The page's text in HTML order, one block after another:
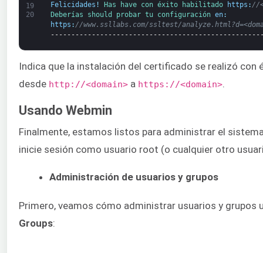
19
20
Felicidades ! Has have con éxito habilitado https : //
Deberías
should probar tu configuración en:
https : //www.ssllabs.com/ssltest/
Indica que la instalación del certificado se realizó
desde http://<domain> a https://<domain>
Usando Webmin
Finalmente, estamos listos para administrar el
inicie sesión como usuario root (o cualquier otro
Administración de usuarios y grupos
Primero, veamos cómo administrar usuarios y grupos
Groups: